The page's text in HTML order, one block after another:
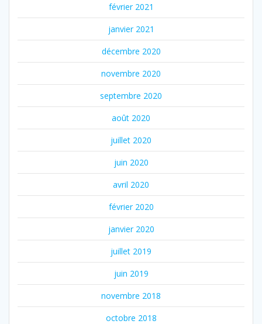
février 2021
janvier 2021
décembre 2020
novembre 2020
septembre 2020
août 2020
juillet 2020
juin 2020
avril 2020
février 2020
janvier 2020
juillet 2019
juin 2019
novembre 2018
octobre 2018